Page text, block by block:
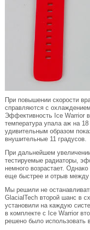
При повышении скорости
справляются с
Эффективность Ice Warrior
температура упала аж на
удивительным образом
внушительные 11 градусов.
При дальнейшем
тестируемые радиаторы,
немного возрастает.
еще быстрее и отрыв между
Мы решили не
GlacialTech второй шанс в
установили на каждую
в комплекте с Ice Warrior
решено было использовать